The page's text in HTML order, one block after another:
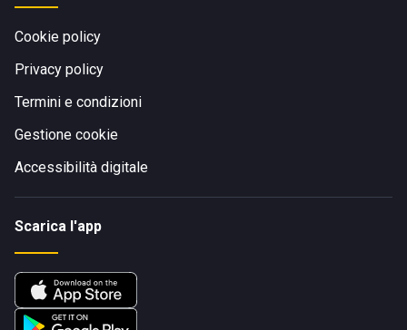
Cookie policy
Privacy policy
Termini e condizioni
Gestione cookie
Accessibilità digitale
Scarica l'app